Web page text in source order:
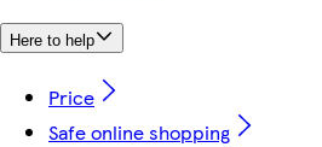
Here to help
Price
Safe online shopping